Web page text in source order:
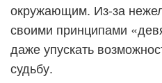
окружающим. Из-за
своими принципами
даже упускать
судьбу.